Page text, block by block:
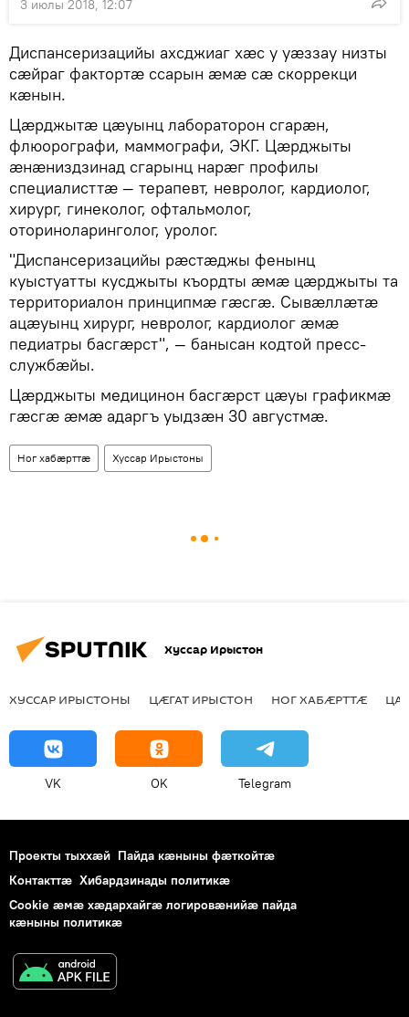
3 июлы 2018, 12:07
Диспансеризацийы ахсджиаг хӕс у уӕззау низты
сӕйраг фактортӕ ссарын ӕмӕ сӕ скоррекци
кӕнын.
Цӕрджытӕ цӕуынц лабораторон сгарӕн,
флюорографи, маммографи, ЭКГ. Цӕрджыты
ӕнӕниздзинад сгарынц нарӕг профилы
специалисттӕ — терапевт, невролог, кардиолог,
хирург, гинеколог, офтальмолог,
оториноларинголог, уролог.
"Диспансеризацийы рӕстӕджы фенынц
куыстуатты кусджыты къордты ӕмӕ цӕрджыты та
территориалон принципмӕ гӕсгӕ. Сывӕллӕтӕ
ацӕуынц хирург, невролог, кардиолог ӕмӕ
педиатры басгӕрст", — банысан кодтой пресс-
службӕйы.
Цӕрджыты медицинон басгӕрст цӕуы графикмӕ
гӕсгӕ ӕмӕ адаргъ уыдзӕн 30 августмӕ.
Ног хабӕрттӕ Хуссар Ирыстоны
Хуссар Ирыстон
ХУССАР ИРЫСТОНЫ ЦӔГАТ ИРЫСТОН НОГ ХАБӔРТТӔ
VK OK Telegram
Проекты тыххӕй Пайда кӕныны фӕткойтӕ
Контакттӕ Хибардзинады политикæ
Cookie æмæ хæдархайгæ логировæнийæ пайда
кæныны политикæ